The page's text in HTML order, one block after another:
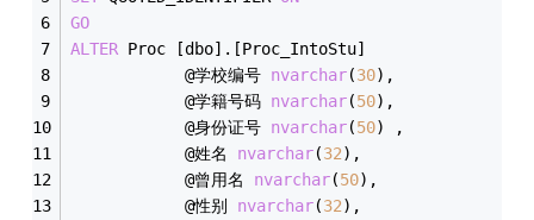
GO
ALTER Proc [dbo].[Proc_IntoStu]
			@学校编号
nvarchar(30),
			@学籍号码
nvarchar(50),
			@身份证号
nvarchar(50) ,
			@姓名
nvarchar(32),
			@曾用名
nvarchar(50),
			@性别
nvarchar(32),